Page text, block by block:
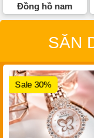
Đồng hồ nam
SĂN
Sale 30%